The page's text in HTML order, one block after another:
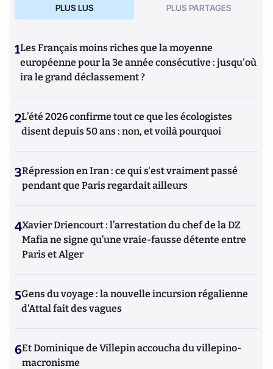
PLUS LUS PLUS PARTAGES
1Les Français moins riches que la moyenne
européenne pour la 3e année consécutive : jusqu'où
ira le grand déclassement ?
2L’été 2026 confirme tout ce que les écologistes
disent depuis 50 ans : non, et voilà pourquoi
3Répression en Iran : ce qui s'est vraiment passé
pendant que Paris regardait ailleurs
4Xavier Driencourt : l’arrestation du chef de la DZ
Mafia ne signe qu’une vraie-fausse détente entre
Paris et Alger
5Gens du voyage : la nouvelle incursion régalienne
d'Attal fait des vagues
6Et Dominique de Villepin accoucha du villepino-
macronisme